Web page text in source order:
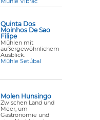
Quinta Dos
Moinhos De Sao
Filipe
Mühlen mit
außergewöhnlichem
Ausblick.
Mühle Setúbal
Molen Hunsingo
Zwischen Land und
Meer, um
Gastronomie und